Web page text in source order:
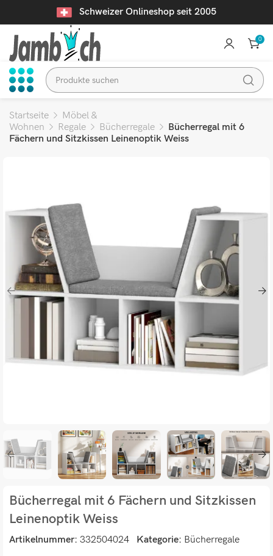
Schweizer Onlineshop seit 2005
0
Startseite
Möbel &
Wohnen
Regale Bücherregale
Bücherregal mit 6
Fächern und Sitzkissen Leinenoptik Weiss
Bücherregal mit 6 Fächern und Sitzkissen
Leinenoptik Weiss
Artikelnummer: 332504024 Kategorie: Bücherregale